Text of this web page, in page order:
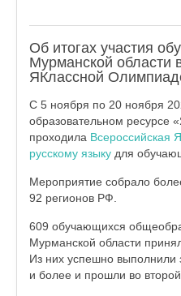
Об итогах участия
Мурманской области
ЯКлассной
С 5 ноября по 20 ноября
образовательном ресурсе
проходила Всероссийская
русскому языку для
Мероприятие собрало
92 регионов РФ.
609 обучающихся
Мурманской области
Из них успешно выполнили
и более и прошли во второй